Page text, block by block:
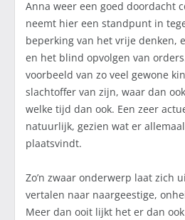
Anna weer een goed doordacht
neemt hier een standpunt in
beperking van het vrije denken,
en het blind opvolgen van
voorbeeld van zo veel gewone
slachtoffer van zijn, waar dan
welke tijd dan ook. Een zeer
natuurlijk, gezien wat er
plaatsvindt.
Zo’n zwaar onderwerp laat zich
vertalen naar naargeestige,
Meer dan ooit lijkt het er dan